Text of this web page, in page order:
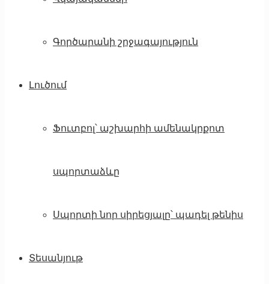
Գործարանի շրջագայություն
Լուծում
Ֆուտբոլ՝ աշխարհի ամենակրքոտ
սպորտաձևը
Սպորտի նոր սիրեցյալը՝ պադել թենիս
Տեսանյութ